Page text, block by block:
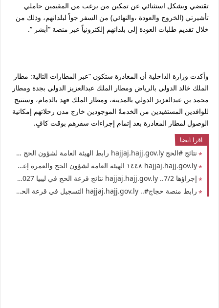
تقتضي وبشكل استثنائي عن تمكين من يرغب من المقيمين حاملي
تأشيرتي (الخروج والعودة ،والنهائي) من السفر جواً لبلدانهم، وذلك من
خلال تقديم طلبات العودة إلى بلدانهم إلكترونياً عبر منصة “أبشر “.
وأكدت وزارة الداخلية أن المغادرة ستكون “عبر المطارات التالية: مطار
الملك خالد الدولي بالرياض ومطار الملك عبدالعزيز الدولي بجدة ومطار
محمد بن عبدالعزيز الدولي بالمدينة، ومطار الملك فهد بالدمام، وستتيح
للوافدين المستفيدين من الخدمةً الموجودين خارج مدن رحلاتهم إمكانية
الوصول لمطار المغادرة بعد إتمام إجراءات سفرهم بوقت كافٍ.
اقرا ايضا
نتائج #الحج hajjaj.hajj.gov.ly رابط الهيئة العامة لشؤون الحج والعمرة الليبية نتائج قرعة الحج أسماء المقبولين في قرعة الحج في ليبيا 2027 برقم التسجيل وبطاقة الهوية
hajjaj.hajj.gov.ly ١٤٤٨ الهيئة العامة لشؤون الحج والعمرة إعلان نتائج قرعة الحج في ليبيا أسماء المقبولين في حج 2027 من ليبيا بكافة فروعها في الجمهورية الليبية
إجراؤها 7/2.. hajjaj.hajj.gov.ly نتائج قرعة الحج في ليبيا 2027 برقم التسجيل موقع الهيئة العامة لشؤون الحج والعمرة قرعة الحج أسماء المقبولين الناجحين بالكشوفات
رابط منصة حجاج#.. hajjaj.hajj.gov.ly التسجيل في قرعة الحج في ليبيا 2026 برقم التسجيل موقع التسجيل إلكترونيا في قرعة الحج لهذا العام 1448هـ - 2027م حكومة الوحدة الوطنية